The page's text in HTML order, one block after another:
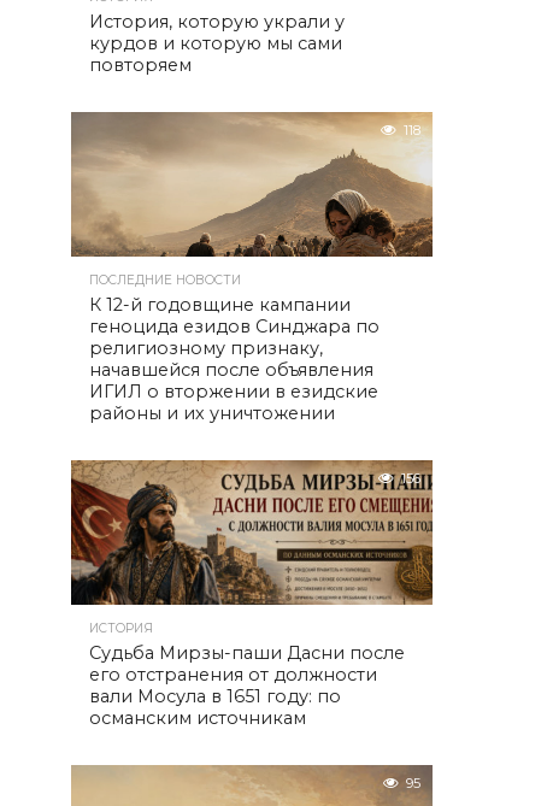
История, которую украли у
курдов и которую мы сами
повторяем
118
ПОСЛЕДНИЕ НОВОСТИ
К 12-й годовщине кампании
геноцида езидов Синджара по
религиозному признаку,
начавшейся после объявления
ИГИЛ о вторжении в езидские
районы и их уничтожении
156
ИСТОРИЯ
Судьба Мирзы-паши Дасни после
его отстранения от должности
вали Мосула в 1651 году: по
османским источникам
95